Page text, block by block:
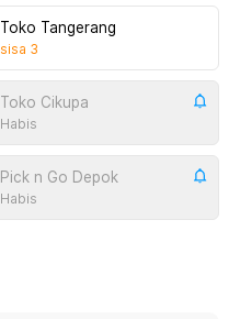
Toko Tangerang
sisa 3
Toko Cikupa
Habis
Pick n Go Depok
Habis